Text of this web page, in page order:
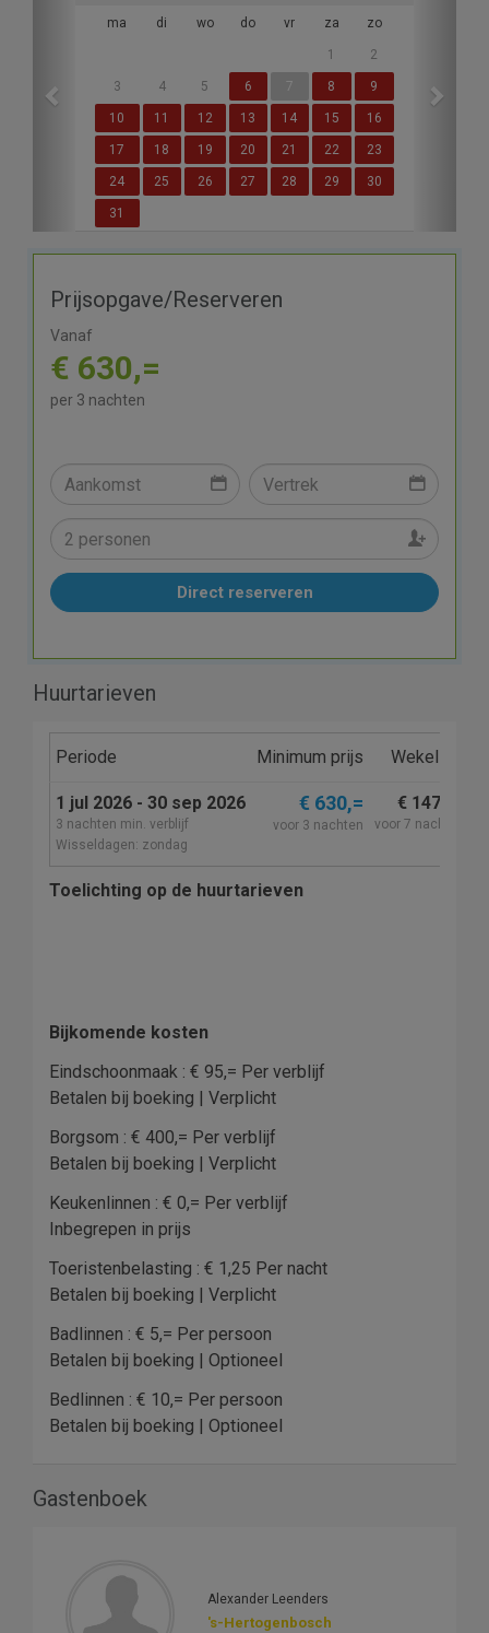
ma di wo do vr za zo
1 2
3 4 5 6 7 8 9
10 11 12 13 14 15 16
17 18 19 20 21 22 23
24 25 26 27 28 29 30
31
Prijsopgave/Reserveren
Vanaf
€ 630,=
per 3 nachten
Direct reserveren
Huurtarieven
Periode Minimum prijs Wekelijks
1 jul 2026 - 30 sep 2026
3 nachten min. verblijf
Wisseldagen: zondag
€ 630,=
voor 3 nachten
€ 1470,=
voor 7 nachten
Toelichting op de huurtarieven
Bijkomende kosten
Eindschoonmaak : € 95,= Per verblijf
Betalen bij boeking | Verplicht
Borgsom : € 400,= Per verblijf
Betalen bij boeking | Verplicht
Keukenlinnen : € 0,= Per verblijf
Inbegrepen in prijs
Toeristenbelasting : € 1,25 Per nacht
Betalen bij boeking | Verplicht
Badlinnen : € 5,= Per persoon
Betalen bij boeking | Optioneel
Bedlinnen : € 10,= Per persoon
Betalen bij boeking | Optioneel
Gastenboek
Alexander Leenders
's-Hertogenbosch